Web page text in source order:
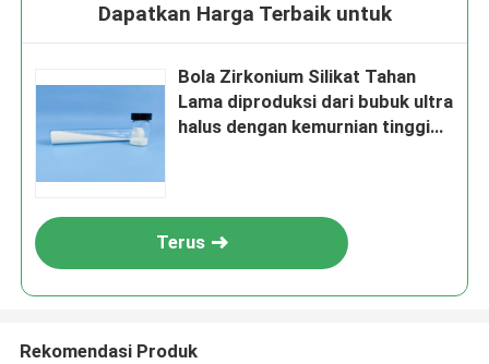
Dapatkan Harga Terbaik untuk
Bola Zirkonium Silikat Tahan
Lama diproduksi dari bubuk ultra
halus dengan kemurnian tinggi
Terus
Rekomendasi Produk